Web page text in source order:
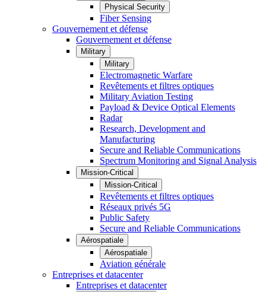
Physical Security
Fiber Sensing
Gouvernement et défense
Gouvernement et défense
Military
Military
Electromagnetic Warfare
Revêtements et filtres optiques
Military Aviation Testing
Payload & Device Optical Elements
Radar
Research, Development and
Manufacturing
Secure and Reliable Communications
Spectrum Monitoring and Signal Analysis
Mission-Critical
Mission-Critical
Revêtements et filtres optiques
Réseaux privés 5G
Public Safety
Secure and Reliable Communications
Aérospatiale
Aérospatiale
Aviation générale
Entreprises et datacenter
Entreprises et datacenter